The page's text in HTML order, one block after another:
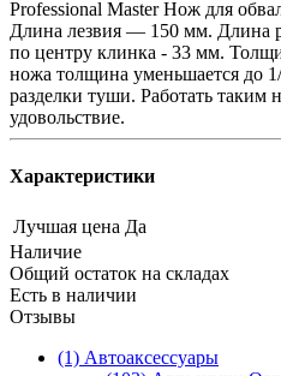
Professional Master Нож для
Длина лезвия — 150 мм.
по центру клинка - 33 мм.
ножа толщина уменьшается до
разделки туши. Работать таким
удовольствие.
Характеристики
Лучшая цена Да
Наличие
Общий остаток на складах
Есть в наличии
Отзывы
(1) Автоаксессуары